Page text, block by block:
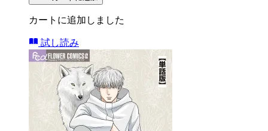
カートに追加しました
試し読み